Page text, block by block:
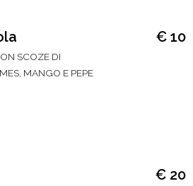
SCOZE DI
MANGO E PEPE
€ 10
€ 20